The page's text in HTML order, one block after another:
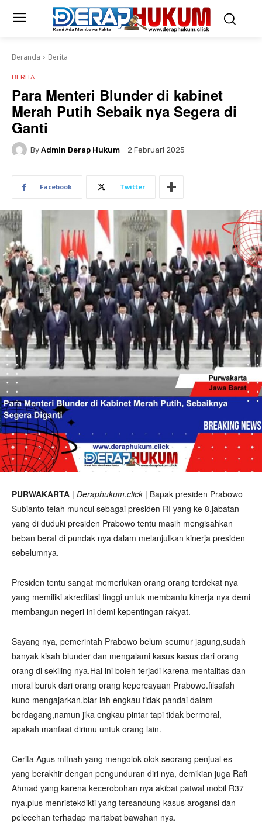
Beranda Berita
BERITA
Para Menteri Blunder di kabinet
Merah Putih Sebaik nya Segera di
Ganti
By Admin Derap Hukum 2 Februari 2025
Facebook Twitter
PURWAKARTA | Deraphukum.click | Bapak presiden Prabowo
Subianto telah muncul sebagai presiden RI yang ke 8.jabatan
yang di duduki presiden Prabowo tentu masih mengisahkan
beban berat di pundak nya dalam melanjutkan kinerja presiden
sebelumnya.
Presiden tentu sangat memerlukan orang orang terdekat nya
yang memiliki akreditasi tinggi untuk membantu kinerja nya demi
membangun negeri ini demi kepentingan rakyat.
Sayang nya, pemerintah Prabowo belum seumur jagung,sudah
banyak kisah blunder dan mengalami kasus kasus dari orang
orang di sekiling nya.Hal ini boleh terjadi karena mentalitas dan
moral buruk dari orang orang kepercayaan Prabowo.filsafah
kuno mengajarkan,biar lah engkau tidak pandai dalam
berdagang,namun jika engkau pintar tapi tidak bermoral,
apakah manfaat dirimu untuk orang lain.
Cerita Agus mitnah yang mengolok olok seorang penjual es
yang berakhir dengan pengunduran diri nya, demikian juga Rafi
Ahmad yang karena kecerobohan nya akibat patwal mobil R37
nya.plus menristekdikti yang tersandung kasus arogansi dan
pelecehan terhadap martabat bawahan nya.